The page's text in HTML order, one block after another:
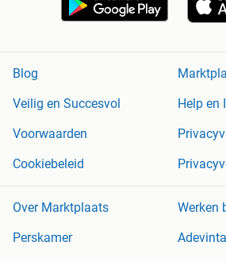
Blog
Veilig en Succesvol
Help en
Voorwaarden
Cookiebeleid
Over Marktplaats
Werken
Perskamer
Adevinta